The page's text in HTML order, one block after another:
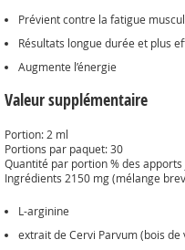
Prévient contre la fatigue
Résultats longue durée et plus
Augmente l’énergie
Valeur supplémentaire
Portion: 2 ml
Portions par paquet: 30
Quantité par portion % des
Ingrédients 2150 mg (mélange
L-arginine
extrait de Cervi Parvum (bois de